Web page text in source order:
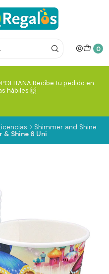
0
Recibe tu pedido en
hábiles 🙌
Shimmer and Shine
& Shine 6 Uni